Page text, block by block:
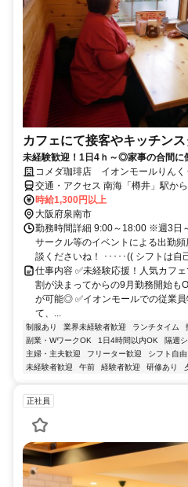
カフェにて接客やキッチン
未経験歓迎！1日4ｈ～◎家事の合間に
コメダ珈琲店 イオンモールりんく
交通・アクセス 南海「樽井」駅か
ら徒歩19分
時給1,300円以上
大阪府泉南市
勤務時間詳細 9:00～18:00 ※週3日
サークル等のイベントによる出勤
談くださいね！ ･････(( シフトは自
仕事内容 ✅未経験応援！人気カフ
割が決まってからの9月勤務開始も
が可能◎ ✅イオンモールでの従業
て、...
制服あり 業界未経験者歓迎 ランチタイム
副業・WワークOK
1日4時間以内OK 隔週
主婦・主夫歓迎
フリーター歓迎 シフト自由
未経験者歓迎
午前 経験者歓迎 研修あり
正社員